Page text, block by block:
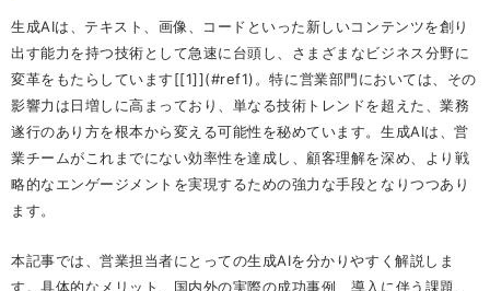
生成AIは、テキスト、画像、コードといった新しいコンテンツを創り
出す能力を持つ技術として急速に台頭し、さまざまなビジネス分野に
変革をもたらしています[[1]](#ref1)。特に営業部門においては、その
影響力は日増しに高まっており、単なる技術トレンドを超えた、業務
遂行のあり方を根本から変える可能性を秘めています。生成AIは、営
業チームがこれまでにない効率性を達成し、顧客理解を深め、より戦
略的なエンゲージメントを実現するための強力な手段となりつつあり
ます。
本記事では、営業担当者にとっての生成AIを分かりやすく解説しま
す。具体的なメリット、国内外の実際の成功事例、導入に伴う課題、